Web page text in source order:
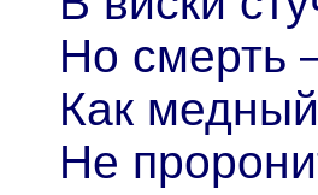
Но смерть
Как
Не